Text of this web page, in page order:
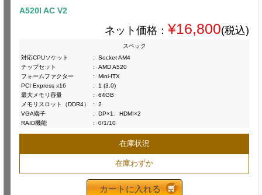
A520I AC V2
ネット価格： ¥16,800(税込)
スペック
対応CPUソケット
:
Socket AM4
チップセット
:
AMD A520
フォームファクター
:
Mini-ITX
PCI Express x16
:
1 (3.0)
最大メモリ容量
:
64GB
メモリスロット（DDR4）
:
2
VGA端子
:
DP×1、HDMI×2
RAID機能
: 0/1/10
在庫状況
在庫わずか
カートに入れる